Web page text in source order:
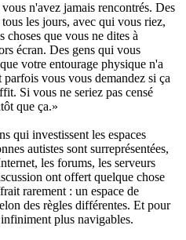
n'avez jamais rencontrés. Des
les jours, avec qui vous riez,
choses que vous ne dites à
écran. Des gens qui vous
votre entourage physique n'a
vous vous demandez si ça
Si vous ne seriez pas censé
que ça.»
qui investissent les espaces
autistes sont surreprésentées,
les forums, les serveurs
ont offert quelque chose
rarement : un espace de
des règles différentes. Et pour
plus navigables.